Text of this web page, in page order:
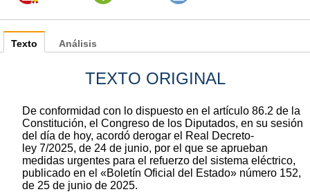
Texto
TEXTO ORIGINAL
De conformidad con lo dispuesto en el artículo 86.2 de la
Constitución, el Congreso de los Diputados, en su sesión
del día de hoy, acordó derogar el Real Decreto-
ley 7/2025, de 24 de junio, por el que se aprueban
medidas urgentes para el refuerzo del sistema eléctrico,
publicado en el «Boletín Oficial del Estado» número 152,
de 25 de junio de 2025.
Análisis